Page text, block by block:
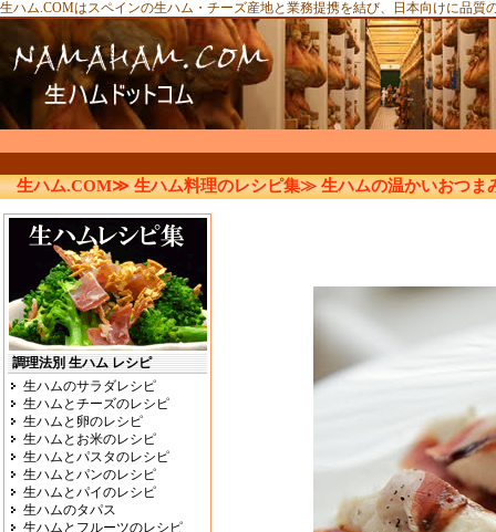
生ハム.COMはスペインの生ハム・チーズ産地と業務提携を結び、日本向けに品
生ハム.COM≫ 生ハム料理のレシピ集≫ 生ハムの温かいおつ
調理法別 生ハム レシピ
生ハムのサラダレシピ
生ハムとチーズのレシピ
生ハムと卵のレシピ
生ハムとお米のレシピ
生ハムとパスタのレシピ
生ハムとパンのレシピ
生ハムとパイのレシピ
生ハムのタパス
生ハムとフルーツのレシピ